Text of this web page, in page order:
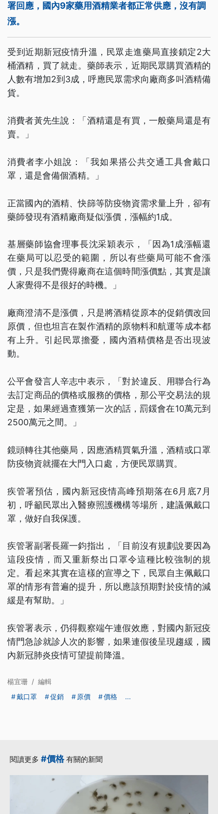
署回應，國內9家藥用酒精業者都正常供應，沒有調
漲。
受到近期新冠疫情升溫，民眾走進藥局直接鎖定2大
桶酒精，買了就走。藥師表示，近期民眾購買酒精的
人數有增加2到3成，呼應民眾需求向廠商多叫酒精備
貨。
消費者黃先生說：「酒精還是有買，一般藥局還是有
賣。」
消費者李小姐說：「我如果搭公共交通工具會戴口
罩，還是會備個酒精。」
正當國內的酒精、快篩等防疫物資需求量上升，卻有
藥師發現有酒精廠商疑似漲價，漲幅約1成。
基層藥師協會理事長沈采穎表示，「因為1成漲幅還
在藥局可以忍受的範圍，所以有些藥局可能不會漲
價，只是我們覺得廠商在這個時間漲價點，其實是讓
人家覺得不是很好的時機。」
廠商澄清不是漲價，只是將酒精從原本的促銷價改回
原價，但也坦言在製作酒精的原物料和航運等成本都
有上升。引起民眾擔憂，國內酒精價格是否出現波
動。
公平會發言人辛志中表示，「對於違反、用聯合行為
去訂定商品的價格或服務的價格，那公平交易法的規
定是，如果經過查獲第一次的話，罰鍰會在10萬元到
2500萬元之間。」
鏡頭轉往其他藥局，因應酒精買氣升溫，酒精或口罩
防疫物資就擺在大門入口處，方便民眾購買。
疾管署預估，國內新冠疫情高峰預期落在6月底7月
初，呼籲民眾出入醫療照護機構等場所，建議佩戴口
罩，做好自我保護。
疾管署副署長羅一鈞指出，「目前沒有規劃說要因為
這段疫情，而又重新祭出口罩令這種比較強制的規
定。看起來其實在這樣的宣導之下，民眾自主佩戴口
罩的情形有普遍的提升，所以應該預期對於疫情的減
緩是有幫助。」
疾管署表示，仍得觀察端午連假效應，對國內新冠疫
情門急診就診人次的影響，如果連假後呈現趨緩，國
內新冠肺炎疫情可望提前降溫。
楊宜珊 / 編輯
戴口罩
促銷 原價 價格 ...
閱讀更多 #價格有關的新聞